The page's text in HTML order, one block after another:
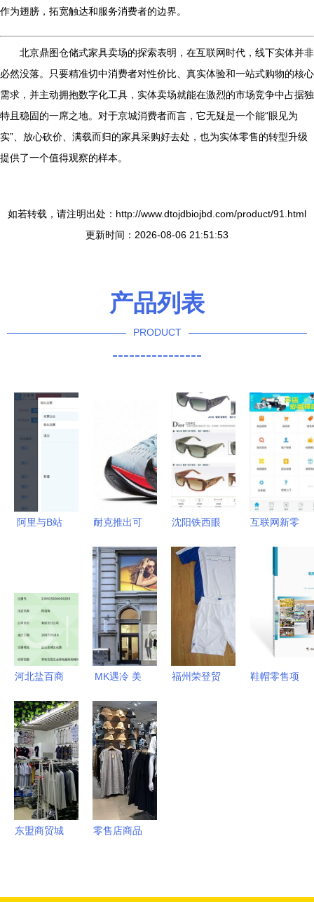
作为翅膀，拓宽触达和服务消费者的边界。
北京鼎图仓储式家具卖场的探索表明，在互联网时代，线下实体并非
必然没落。只要精准切中消费者对性价比、真实体验和一站式购物的核心
需求，并主动拥抱数字化工具，实体卖场就能在激烈的市场竞争中占据独
特且稳固的一席之地。对于京城消费者而言，它无疑是一个能“眼见为
实”、放心砍价、满载而归的家具采购好去处，也为实体零售的转型升级
提供了一个值得观察的样本。
如若转载，请注明出处：http://www.dtojdbiojbd.com/product/91.html
更新时间：2026-08-06 21:51:53
产品列表
PRODUCT
----------------
阿里与B站
信号
耐克推出可
时马拉松的
全新概念跑
鞋
沈阳铁西眼
质眼镜批发
零售一网打
尽，打造靓
丽出行风范
互联网新零
兵”突围之
路
河北盐百商
耕区域市
场，开启互
联网销售新
篇章
MK遇冷 美
为何陆续抛
弃昔日爆
款？
福州荣登贸
鞋帽零售项
东盟商贸城
零售店商品